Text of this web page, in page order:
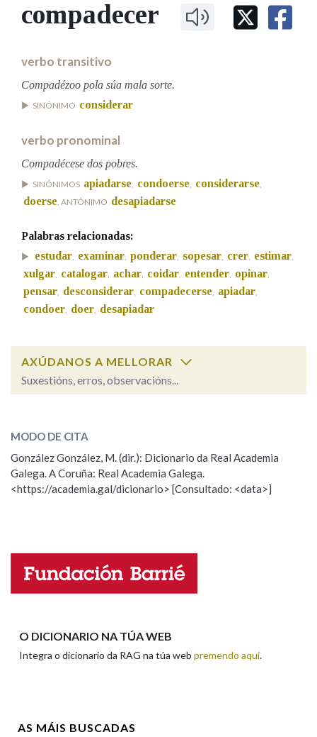
IDENTIDADE CORPORATIVA
MARCIAL DEL ADALID
FIGURAS HOMENAXEADAS
PRIMAVERA DAS LETRAS
Facebook
TwitterYoutubeInstagram
Bluesky
BUSCAR NOS LEMAS
Remata por
Nos exemplos
Na fraseoloxía
LIMPAR
compadecer
verbo transitivo
Compadézoo pola súa mala sorte.
SINÓNIMO considerar
verbo pronominal
Compadécese dos pobres.
SINÓNIMOS apiadarse, condoerse, considerarse,
doerse, ANTÓNIMO desapiadarse
Palabras relacionadas:
estudar, examinar, ponderar, sopesar, crer, estimar,
xulgar, catalogar, achar, coidar, entender, opinar,
pensar, desconsiderar, compadecerse, apiadar,
condoer, doer, desapiadar
AXÚDANOS A MELLORAR
Suxestións, erros, observacións...
ESCOLLE UNHA OPCIÓN:
Observación Hai un erro na palabra
Propoño mellorar a definición
Nome
MODO DE CITA
González González, M. (dir.): Dicionario da Real Academia
Galega. A Coruña: Real Academia Galega.
<https://academia.gal/dicionario> [Consultado: <data>]
O DICIONARIO NA TÚA WEB
Integra o dicionario da RAG na túa web premendo aquí.
AS MÁIS BUSCADAS